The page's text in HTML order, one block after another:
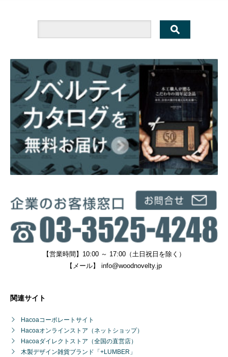
【営業時間】10:00 ～ 17:00（土日祝日を除く）
【メール】 info@woodnovelty.jp
関連サイト
Hacoaコーポレートサイト
Hacoaオンラインストア（ネットショップ）
Hacoaダイレクトストア（全国の直営店）
木製デザイン雑貨ブランド「+LUMBER」